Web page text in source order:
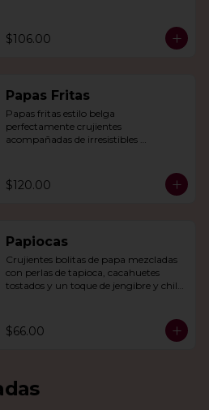
$106.00
Papas Fritas
Papas fritas estilo belga
perfectamente crujientes
acompañadas de irresistibles
$120.00
Papiocas
Crujientes bolitas de papa mezcladas
con perlas de tapioca, cacahuetes
tostados y un toque de jengibre y chile
$66.00